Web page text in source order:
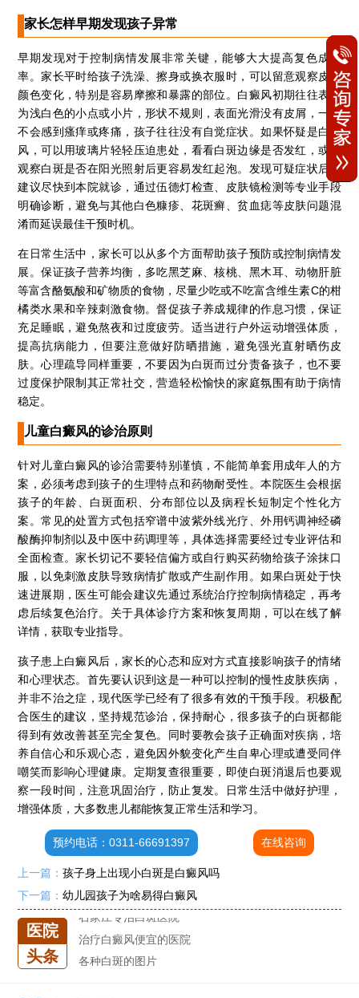
家长怎样早期发现孩子异常
早期发现对于控制病情发展非常关键，能够大大提高复色成功
率。家长平时给孩子洗澡、擦身或换衣服时，可以留意观察皮肤
颜色变化，特别是容易摩擦和暴露的部位。白癜风初期往往表现
为浅白色的小点或小片，形状不规则，表面光滑没有皮屑，一般
不会感到瘙痒或疼痛，孩子往往没有自觉症状。如果怀疑是白癜
风，可以用玻璃片轻轻压迫患处，看看白斑边缘是否发红，或者
观察白斑是否在阳光照射后更容易发红起泡。发现可疑症状后，
建议尽快到本院就诊，通过伍德灯检查、皮肤镜检测等专业手段
明确诊断，避免与其他白色糠疹、花斑癣、贫血痣等皮肤问题混
淆而延误最佳干预时机。
在日常生活中，家长可以从多个方面帮助孩子预防或控制病情发
展。保证孩子营养均衡，多吃黑芝麻、核桃、黑木耳、动物肝脏
等富含酪氨酸和矿物质的食物，尽量少吃或不吃富含维生素C的柑
橘类水果和辛辣刺激食物。督促孩子养成规律的作息习惯，保证
充足睡眠，避免熬夜和过度疲劳。适当进行户外运动增强体质，
提高抗病能力，但要注意做好防晒措施，避免强光直射晒伤皮
肤。心理疏导同样重要，不要因为白斑而过分责备孩子，也不要
过度保护限制其正常社交，营造轻松愉快的家庭氛围有助于病情
稳定。
儿童白癜风的诊治原则
针对儿童白癜风的诊治需要特别谨慎，不能简单套用成年人的方
案，必须考虑到孩子的生理特点和药物耐受性。本院医生会根据
孩子的年龄、白斑面积、分布部位以及病程长短制定个性化方
案。常见的处置方式包括窄谱中波紫外线光疗、外用钙调神经磷
酸酶抑制剂以及中医中药调理等，具体选择需要经过专业评估和
全面检查。家长切记不要轻信偏方或自行购买药物给孩子涂抹口
服，以免刺激皮肤导致病情扩散或产生副作用。如果白斑处于快
速进展期，医生可能会建议先通过系统治疗控制病情稳定，再考
虑后续复色治疗。关于具体诊疗方案和恢复周期，可以在线了解
详情，获取专业指导。
孩子患上白癜风后，家长的心态和应对方式直接影响孩子的情绪
和心理状态。首先要认识到这是一种可以控制的慢性皮肤疾病，
并非不治之症，现代医学已经有了很多有效的干预手段。积极配
合医生的建议，坚持规范诊治，保持耐心，很多孩子的白斑都能
得到有效改善甚至完全复色。同时要教会孩子正确面对疾病，培
养自信心和乐观心态，避免因外貌变化产生自卑心理或遭受同伴
嘲笑而影响心理健康。定期复查很重要，即使白斑消退后也要观
察一段时间，注意巩固治疗，防止复发。日常生活中做好护理，
增强体质，大多数患儿都能恢复正常生活和学习。
预约电话：0311-66691397 在线咨询
上一篇：孩子身上出现小白斑是白癜风吗
下一篇：幼儿园孩子为啥易得白癜风
医院
头条
石家庄专治白斑医院
治疗白癜风便宜的医院
各种白斑的图片
白癜风单药遇瓶颈怎么办 -芦可替尼联合光疗，让难治部位"跟上来"
进口芦可替尼临床公益招募50名——石家庄远大第5届青少年白癜风复色夏令营启动
肚子上有几块白色斑块怎么治
白癜风发病多久进入扩散期
小孩有白斑是怎么回事
石家庄治白癜风的正规医院
石家庄远大中医皮肤医院怎么样
石家庄专治白斑医院
治疗白癜风便宜的医院
各种白斑的图片